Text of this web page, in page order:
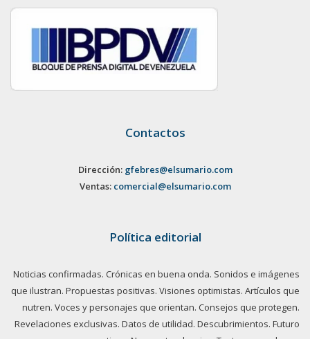
Contactos
Dirección: gfebres@elsumario.com
Ventas: comercial@elsumario.com
Política editorial
Noticias confirmadas. Crónicas en buena onda. Sonidos e imágenes
que ilustran. Propuestas positivas. Visiones optimistas. Artículos que
nutren. Voces y personajes que orientan. Consejos que protegen.
Revelaciones exclusivas. Datos de utilidad. Descubrimientos. Futuro